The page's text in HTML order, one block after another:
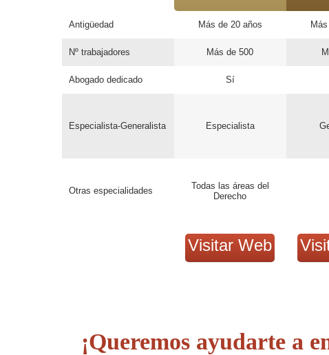
Antigüedad
Nº trabajadores
Abogado dedicado
Especialista-Generalista
Otras especialidades
Más de 20 años
Más de 500
Sí
Especialista
Todas las áreas del
Derecho
Visitar Web
¡Queremos ayudarte a